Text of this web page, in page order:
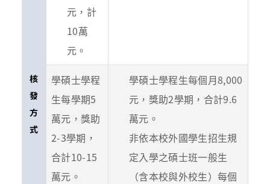
元，計
10萬
元。
核
發
方
式
學碩士學程
生每學期5
萬元，獎助
2-3學期，
合計10-15
萬元。
學碩士學程生每個月8,000
元，獎助2學期，合計9.6
萬元。
非依本校外國學生招生規
定入學之碩士班一般生
（含本校與外校生）每個